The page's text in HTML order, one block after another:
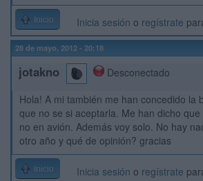
Inicio Inicia sesión o regístrate
28 de mayo, 2012 - 20:18
jotakno
Desconectado
Hola! A mi también me han concedido la
que no se si aceptarla. Me han dicho
no en avión. Además voy solo. No hay
otro año y qué de opinión? gracias
Inicio Inicia sesión o regístrate